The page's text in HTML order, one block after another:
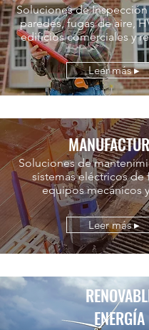
Soluciones de
paredes, fugas de aire,
edificios comerciales y
Leer más ▸
Soluciones de
sistemas eléctricos de
equipos mecánicos
Leer más ▸
ENERGÍA